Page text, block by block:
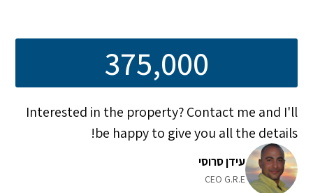
375,000
Interested in the property? Contact me and I'll
be happy to give you all the details!
עידן סרוסי
CEO G.R.E